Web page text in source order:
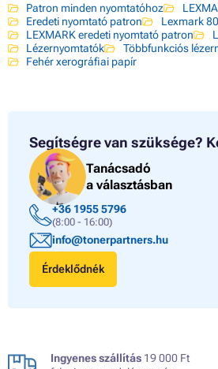
Patron minden nyomtatóhoz
Eredeti nyomtató patron
Lexmark
LEXMARK eredeti nyomtató patron
Lézernyomtatók
Többfunkciós
Fehér xerográfiai papír
Segítségre van szüksége?
Tanácsadó
a választásban
+36 1955 5796
(8:00 - 16:00)
info@tonerpartners.hu
Érdeklődnék
Ingyenes szállítás 19 000 Ft